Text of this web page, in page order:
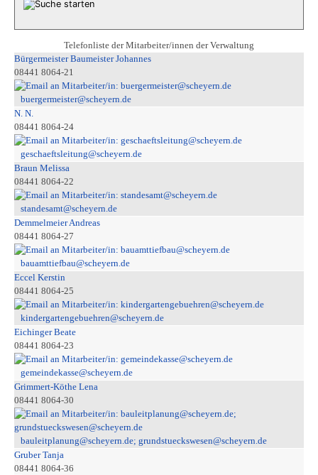
Telefonliste der Mitarbeiter/innen der Verwaltung
Bürgermeister Baumeister Johannes
08441 8064-21
buergermeister@scheyern.de
N. N.
08441 8064-24
geschaeftsleitung@scheyern.de
Braun Melissa
08441 8064-22
standesamt@scheyern.de
Demmelmeier Andreas
08441 8064-27
bauamttiefbau@scheyern.de
Eccel Kerstin
08441 8064-25
kindergartengebuehren@scheyern.de
Eichinger Beate
08441 8064-23
gemeindekasse@scheyern.de
Grimmert-Köthe Lena
08441 8064-30
bauleitplanung@scheyern.de; grundstueckswesen@scheyern.de
Gruber Tanja
08441 8064-36